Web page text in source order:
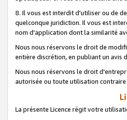
8. Il vous est interdit d'utiliser ou de
quelconque juridiction. Il vous est
nom d'application dont la similarité
Nous nous réservons le droit de
entière discrétion, en publiant un avis
Nous nous réservons le droit
autorisée ou toute utilisation contraire
La présente Licence régit votre